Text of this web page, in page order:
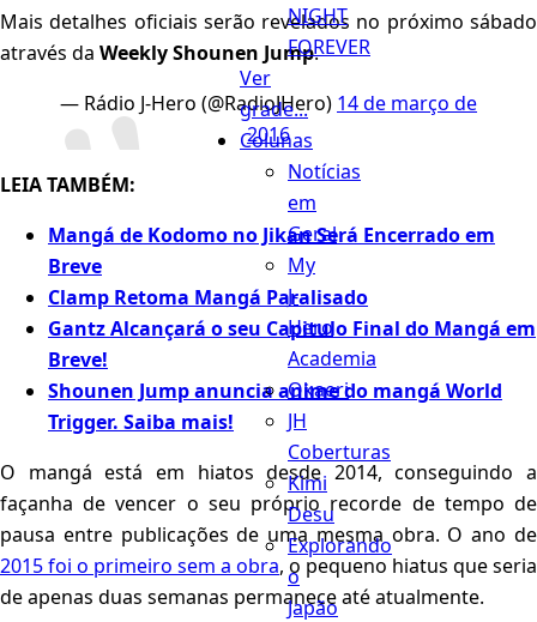
NIGHT
FOREVER
Ver
grade...
Colunas
Notícias
em
Geral
My
J-
Hero
Academia
Okaeri
JH
Coberturas
Kimi
Desu
Explorando
o
Japão
Mais detalhes oficiais serão revelados no próximo sábado
através da Weekly Shounen Jump.
— Rádio J-Hero (@RadioJHero) 14 de março de
2016
LEIA TAMBÉM:
Mangá de Kodomo no Jikan Será Encerrado em
Breve
Clamp Retoma Mangá Paralisado
Gantz Alcançará o seu Capitulo Final do Mangá em
Breve!
Shounen Jump anuncia anime do mangá World
Trigger. Saiba mais!
O mangá está em hiatos desde 2014, conseguindo a
façanha de vencer o seu próprio recorde de tempo de
pausa entre publicações de uma mesma obra. O ano de
2015 foi o primeiro sem a obra, o pequeno hiatus que seria
de apenas duas semanas permanece até atualmente.